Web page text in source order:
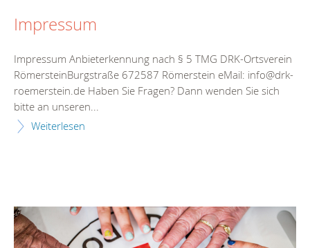
Impressum
Impressum Anbieterkennung nach § 5 TMG DRK-Ortsverein
RömersteinBurgstraße 672587 Römerstein eMail: info@drk-
roemerstein.de Haben Sie Fragen? Dann wenden Sie sich
bitte an unseren...
Weiterlesen